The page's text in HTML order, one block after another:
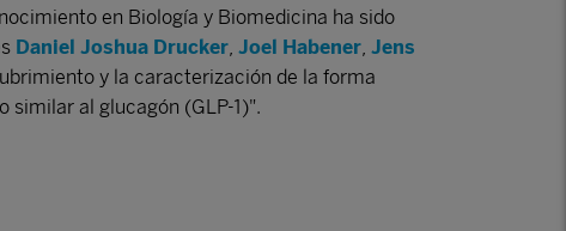
en Biología y Biomedicina ha sido
Daniel Joshua Drucker, Joel Habener, Jens
y la caracterización de la forma
al glucagón (GLP-1)".